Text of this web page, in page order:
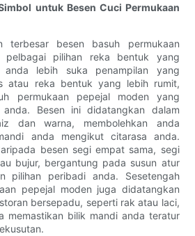
untuk Besen Cuci Permukaan
terbesar besen basuh permukaan
pelbagai pilihan reka bentuk yang
lebih suka penampilan yang
atau reka bentuk yang lebih rumit,
permukaan pepejal moden yang
Besen ini didatangkan dalam
dan warna, membolehkan anda
anda mengikut citarasa anda.
besen segi empat sama, segi
bujur, bergantung pada susun atur
pilihan peribadi anda. Sesetengah
pepejal moden juga didatangkan
bersepadu, seperti rak atau laci,
memastikan bilik mandi anda teratur